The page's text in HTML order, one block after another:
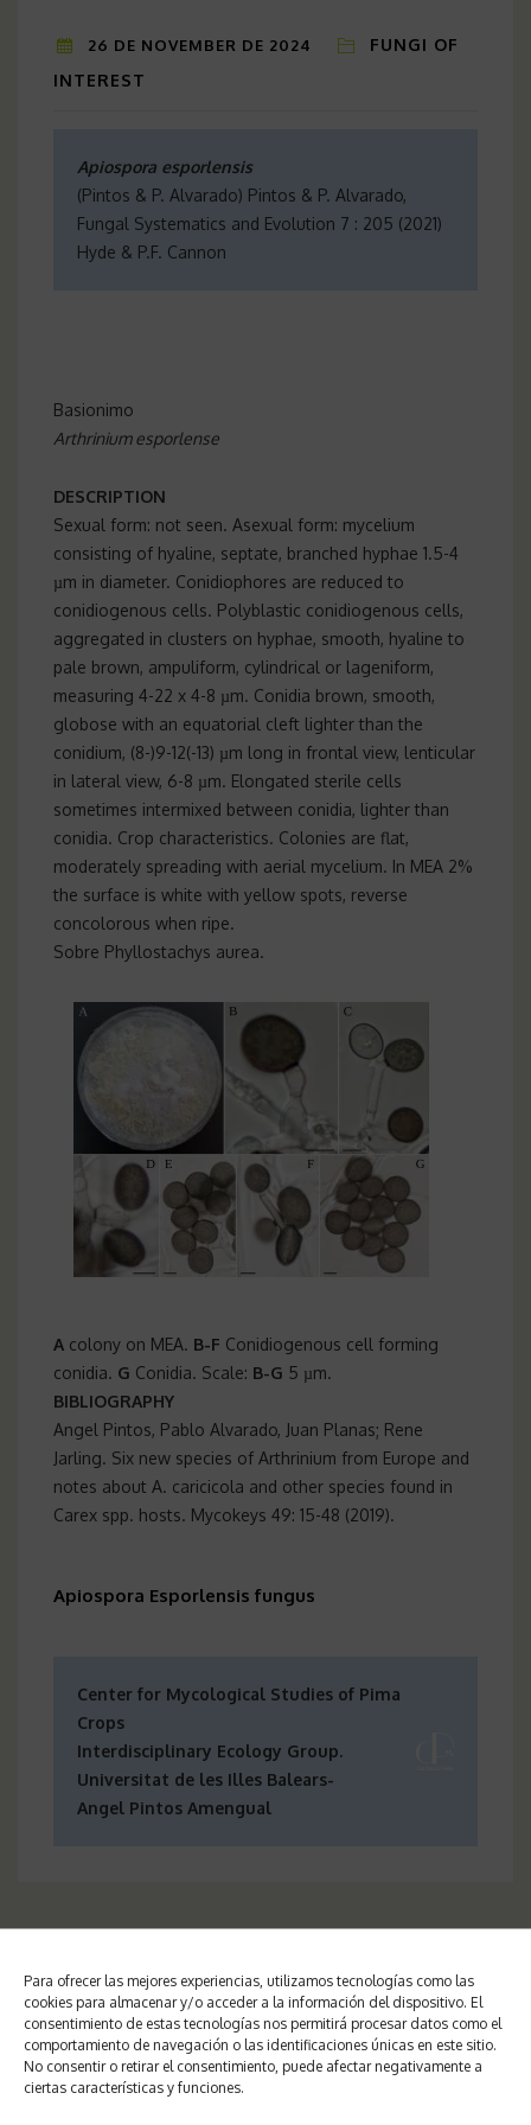
Para ofrecer las mejores experiencias, utilizamos tecnologías como las
cookies para almacenar y/o acceder a la información del dispositivo. El
consentimiento de estas tecnologías nos permitirá procesar datos como el
comportamiento de navegación o las identificaciones únicas en este sitio.
No consentir o retirar el consentimiento, puede afectar negativamente a
ciertas características y funciones.
26 DE NOVEMBER DE 2024
FUNGI OF
INTEREST
Apiospora esporlensis
(Pintos & P. Alvarado) Pintos & P. Alvarado,
Fungal Systematics and Evolution 7 : 205 (2021)
Hyde & P.F. Cannon
Basionimo
Arthrinium esporlense
DESCRIPTION
Sexual form: not seen. Asexual form: mycelium
consisting of hyaline, septate, branched hyphae 1.5-4
µm in diameter. Conidiophores are reduced to
conidiogenous cells. Polyblastic conidiogenous cells,
aggregated in clusters on hyphae, smooth, hyaline to
pale brown, ampuliform, cylindrical or lageniform,
measuring 4-22 x 4-8 µm. Conidia brown, smooth,
globose with an equatorial cleft lighter than the
conidium, (8-)9-12(-13) µm long in frontal view, lenticular
in lateral view, 6-8 µm. Elongated sterile cells
sometimes intermixed between conidia, lighter than
conidia. Crop characteristics. Colonies are flat,
moderately spreading with aerial mycelium. In MEA 2%
the surface is white with yellow spots, reverse
concolorous when ripe.
Sobre Phyllostachys aurea.
A colony on MEA. B-F Conidiogenous cell forming
conidia. G Conidia. Scale: B-G 5 µm.
BIBLIOGRAPHY
Angel Pintos, Pablo Alvarado, Juan Planas; Rene
Jarling. Six new species of Arthrinium from Europe and
notes about A. caricicola and other species found in
Carex spp. hosts. Mycokeys 49: 15-48 (2019).
Apiospora Esporlensis fungus
Center for Mycological Studies of Pima
Crops
Interdisciplinary Ecology Group.
Universitat de les Illes Balears-
Angel Pintos Amengual
Post
navigation
Stem gummy canker